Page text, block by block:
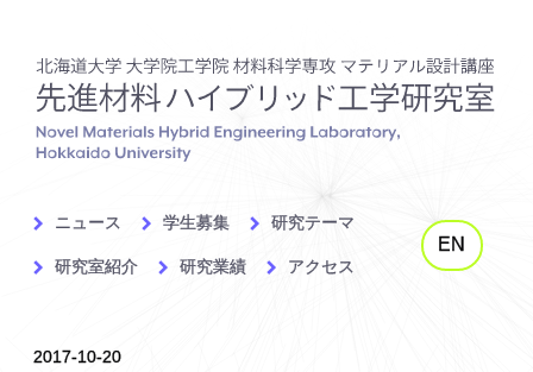
ニュース 学生募集 研究テーマ
研究室紹介 研究業績 アクセス
EN
2017-10-20